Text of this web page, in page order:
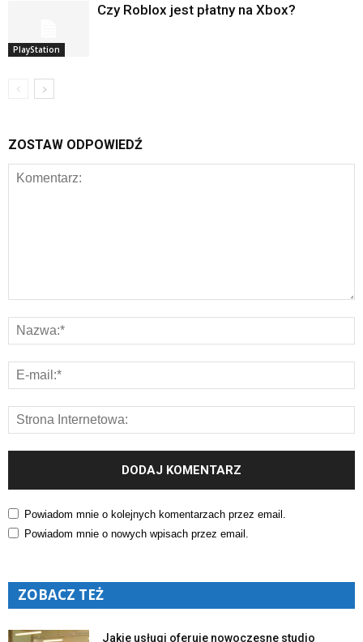
PlayStation
Czy Roblox jest płatny na Xbox?
ZOSTAW ODPOWIEDŹ
Powiadom mnie o kolejnych komentarzach przez email.
Powiadom mnie o nowych wpisach przez email.
ZOBACZ TEŻ
Jakie usługi oferuje nowoczesne studio